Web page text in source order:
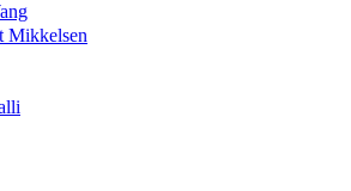
Mikkelsen